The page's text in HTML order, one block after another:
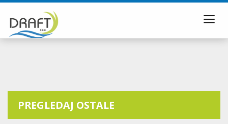
PREGLEDAJ OSTALE